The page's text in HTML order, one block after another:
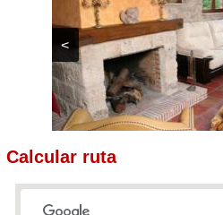
<
Calcular ruta